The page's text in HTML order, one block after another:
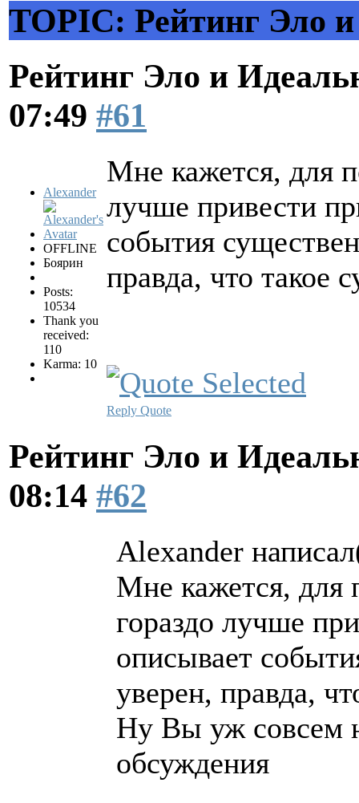
TOPIC: Рейтинг Эло
Рейтинг Эло и
07:49 #61
Alexander
OFFLINE
Боярин
Posts:
10534
Thank you
received:
110
Karma: 10
Мне кажется, для
лучше привести
события
правда, что такое
Reply Quote
Рейтинг Эло и
08:14 #62
Alexander
Мне кажется, для
гораздо лучше
описывает
уверен, правда,
Ну Вы уж совсем
обсуждения